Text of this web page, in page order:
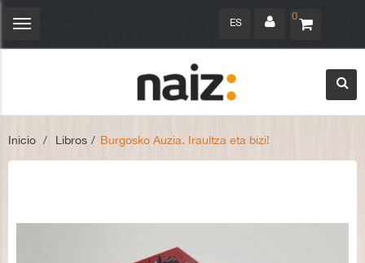
0
ES
Navegación
Inicio > Libros > Burgosko Auzia. Iraultza eta bizi!